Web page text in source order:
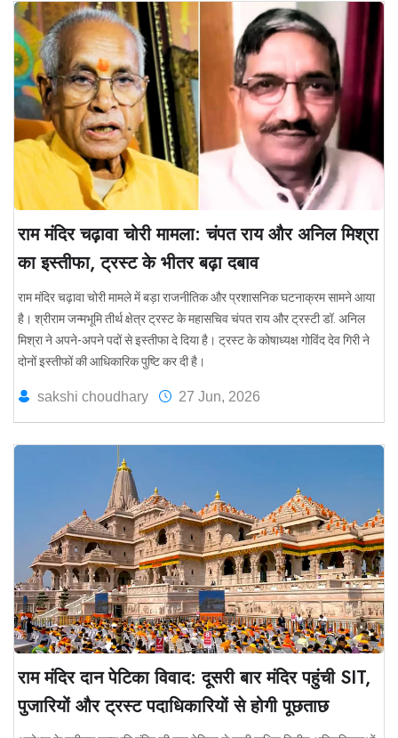
राम मंदिर चढ़ावा चोरी मामला: चंपत राय और अनिल मिश्रा
का इस्तीफा, ट्रस्ट के भीतर बढ़ा दबाव
राम मंदिर चढ़ावा चोरी मामले में बड़ा राजनीतिक और प्रशासनिक घटनाक्रम सामने आया
है। श्रीराम जन्मभूमि तीर्थ क्षेत्र ट्रस्ट के महासचिव चंपत राय और ट्रस्टी डॉ. अनिल
मिश्रा ने अपने-अपने पदों से इस्तीफा दे दिया है। ट्रस्ट के कोषाध्यक्ष गोविंद देव गिरी ने
दोनों इस्तीफों की आधिकारिक पुष्टि कर दी है।
sakshi choudhary 27 Jun, 2026
राम मंदिर दान पेटिका विवाद: दूसरी बार मंदिर पहुंची SIT,
पुजारियों और ट्रस्ट पदाधिकारियों से होगी पूछताछ